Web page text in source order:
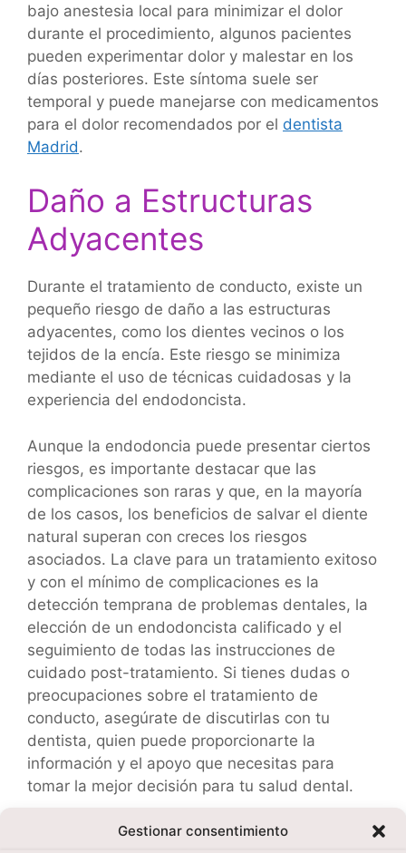
Gestionar consentimiento
bajo anestesia local para minimizar el dolor
durante el procedimiento, algunos pacientes
pueden experimentar dolor y malestar en los
días posteriores. Este síntoma suele ser
temporal y puede manejarse con medicamentos
para el dolor recomendados por el dentista
Madrid.
Daño a Estructuras
Adyacentes
Durante el tratamiento de conducto, existe un
pequeño riesgo de daño a las estructuras
adyacentes, como los dientes vecinos o los
tejidos de la encía. Este riesgo se minimiza
mediante el uso de técnicas cuidadosas y la
experiencia del endodoncista.
Aunque la endodoncia puede presentar ciertos
riesgos, es importante destacar que las
complicaciones son raras y que, en la mayoría
de los casos, los beneficios de salvar el diente
natural superan con creces los riesgos
asociados. La clave para un tratamiento exitoso
y con el mínimo de complicaciones es la
detección temprana de problemas dentales, la
elección de un endodoncista calificado y el
seguimiento de todas las instrucciones de
cuidado post-tratamiento. Si tienes dudas o
preocupaciones sobre el tratamiento de
conducto, asegúrate de discutirlas con tu
dentista, quien puede proporcionarte la
información y el apoyo que necesitas para
tomar la mejor decisión para tu salud dental.
Categorías
Tratamientos dentales